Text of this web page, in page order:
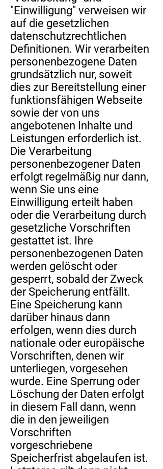
"Einwilligung" verweisen wir
auf die gesetzlichen
datenschutzrechtlichen
Definitionen. Wir verarbeiten
personenbezogene Daten
grundsätzlich nur, soweit
dies zur Bereitstellung einer
funktionsfähigen Webseite
sowie der von uns
angebotenen Inhalte und
Leistungen erforderlich ist.
Die Verarbeitung
personenbezogener Daten
erfolgt regelmäßig nur dann,
wenn Sie uns eine
Einwilligung erteilt haben
oder die Verarbeitung durch
gesetzliche Vorschriften
gestattet ist. Ihre
personenbezogenen Daten
werden gelöscht oder
gesperrt, sobald der Zweck
der Speicherung entfällt.
Eine Speicherung kann
darüber hinaus dann
erfolgen, wenn dies durch
nationale oder europäische
Vorschriften, denen wir
unterliegen, vorgesehen
wurde. Eine Sperrung oder
Löschung der Daten erfolgt
in diesem Fall dann, wenn
die in den jeweiligen
Vorschriften
vorgeschriebene
Speicherfrist abgelaufen ist.